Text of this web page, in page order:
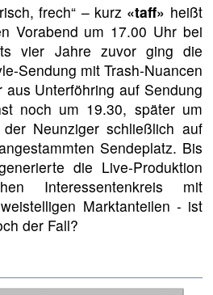
frech“ – kurz «taff» heißt
Vorabend um 17.00 Uhr bei
vier Jahre zuvor ging die
Sendung mit Trash-Nuancen
aus Unterföhring auf Sendung
noch um 19.30, später um
Neunziger schließlich auf
Sendeplatz. Bis
die Live-Produktion
Interessentenkreis mit
Marktanteilen - ist
der Fall?